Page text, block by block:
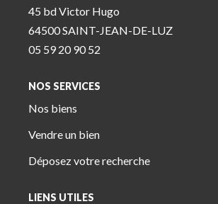
45 bd Victor Hugo
64500 SAINT-JEAN-DE-LUZ
05 59 20 90 52
NOS SERVICES
Nos biens
Vendre un bien
Déposez votre recherche
LIENS UTILES